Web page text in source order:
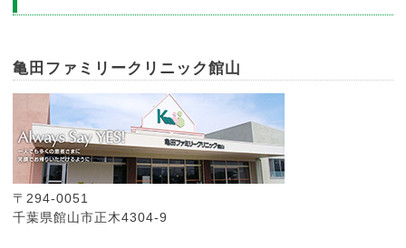
亀田ファミリークリニック館山
〒294-0051
千葉県館山市正木4304-9